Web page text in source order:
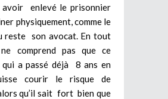
enlevé le prisonnier
physiquement, comme le
reste son avocat. En tout
comprend pas que ce
a passé déjà 8 ans en
courir le risque de
qu’il sait fort bien que